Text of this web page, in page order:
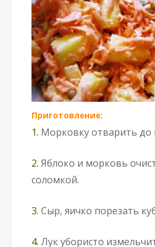
Приготовление:
1. Морковку отварить до
2. Яблоко и морковь
соломкой.
3. Сыр, яичко порезать
4. Лук убористо